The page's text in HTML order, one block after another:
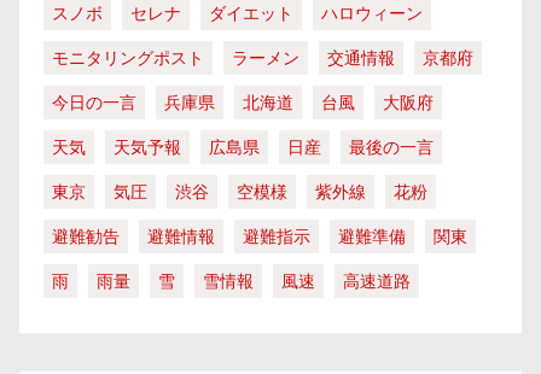
スノボ
セレナ ダイエット
ハロウィーン
モニタリングポスト
ラーメン 交通情報
京都府
今日の一言
兵庫県 北海道 台風
大阪府
天気
天気予報 広島県 日産
最後の一言
東京
気圧 渋谷 空模様 紫外線
花粉
避難勧告
避難情報 避難指示 避難準備
関東
雨
雨量 雪 雪情報 風速 高速道路